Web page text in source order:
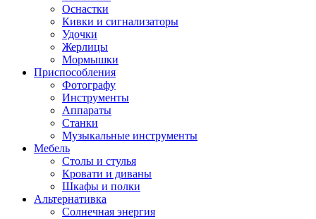
Оснастки
Кивки и сигнализаторы
Удочки
Жерлицы
Мормышки
Приспособления
Фотографу
Инструменты
Аппараты
Станки
Музыкальные инструменты
Мебель
Столы и стулья
Кровати и диваны
Шкафы и полки
Альтернативка
Солнечная энергия